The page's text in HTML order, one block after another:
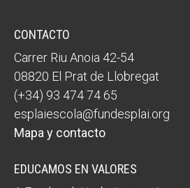
CONTACTO
Carrer Riu Anoia 42-54
08820 El Prat de Llobregat
(+34) 93 474 74 65
esplaiescola@fundesplai.org
Mapa y contacto
EDUCAMOS EN VALORES